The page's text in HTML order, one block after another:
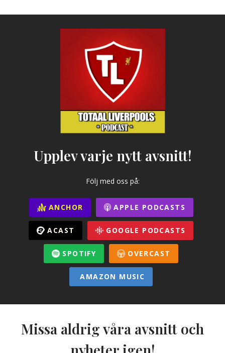
Upplev varje nytt avsnitt!
Följ med oss på:
ANCHOR APPLE PODCASTS
ACAST GOOGLE PODCASTS
SPOTIFY OVERCAST
AMAZON MUSIC
Missa aldrig våra avsnitt och